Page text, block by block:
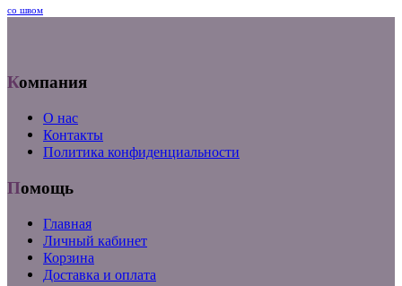
со швом
Компания
О нас
Контакты
Политика конфиденциальности
Помощь
Главная
Личный кабинет
Корзина
Доставка и оплата